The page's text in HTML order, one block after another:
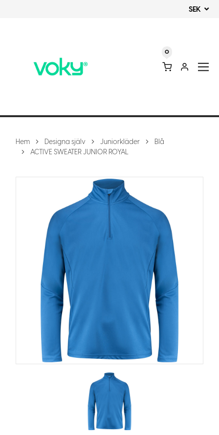
SEK
0
Hem Designa själv Juniorkläder
Blå
ACTIVE SWEATER JUNIOR ROYAL